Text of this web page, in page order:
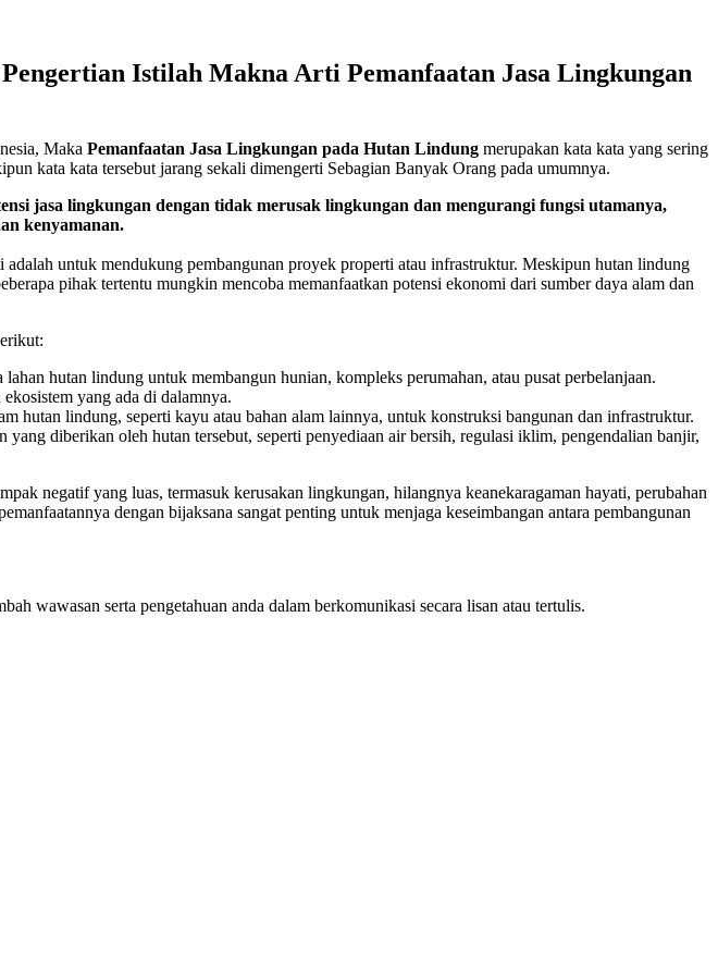
Istilah Makna Arti Pemanfaatan Jasa Lingkungan
Maka Pemanfaatan Jasa Lingkungan pada Hutan Lindung merupakan kata kata yang sering
kata kata tersebut jarang sekali dimengerti Sebagian Banyak Orang pada umumnya.
jasa lingkungan dengan tidak merusak lingkungan dan mengurangi fungsi utamanya,
kenyamanan.
adalah untuk mendukung pembangunan proyek properti atau infrastruktur. Meskipun hutan lindung
pihak tertentu mungkin mencoba memanfaatkan potensi ekonomi dari sumber daya alam dan
hutan lindung untuk membangun hunian, kompleks perumahan, atau pusat perbelanjaan.
yang ada di dalamnya.
hutan lindung, seperti kayu atau bahan alam lainnya, untuk konstruksi bangunan dan infrastruktur.
diberikan oleh hutan tersebut, seperti penyediaan air bersih, regulasi iklim, pengendalian banjir,
negatif yang luas, termasuk kerusakan lingkungan, hilangnya keanekaragaman hayati, perubahan
dengan bijaksana sangat penting untuk menjaga keseimbangan antara pembangunan
wawasan serta pengetahuan anda dalam berkomunikasi secara lisan atau tertulis.